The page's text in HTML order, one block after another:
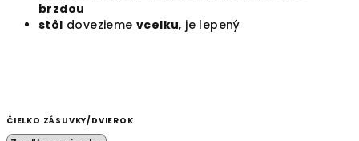
brzdou
stôl dovezieme vcelku, je lepený
ČIELKO ZÁSUVKY/DVIEROK